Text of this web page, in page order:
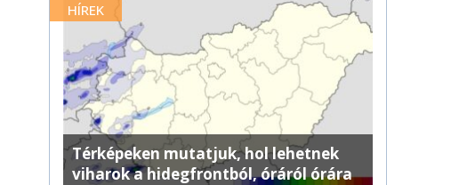
HÍREK
Térképeken mutatjuk, hol lehetnek
viharok a hidegfrontból, óráról órára